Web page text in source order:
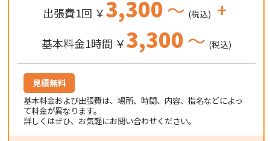
出張費1回 ￥3,300～ (税込) +
基本料金1時間 ￥3,300～ (税込)
見積無料
基本料金および出張費は、場所、時間、内容、指名などによっ
て料金が異なります。
詳しくはぜひ、お気軽にお問い合わせください。